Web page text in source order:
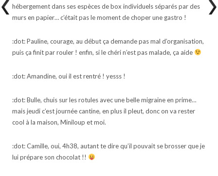
hébergement dans ses espèces de box individuels séparés par des
murs en papier… c’était pas le moment de choper une gastro !
:dot: Pauline, courage, au début ça demande pas mal d’organisation,
puis ça finit par rouler ! enfin, si le chéri n’est pas malade, ça aide
:dot: Amandine, oui il est rentré ! yesss !
:dot: Bulle, chuis sur les rotules avec une belle migraine en prime…
mais jeudi c’est journée cantine, en plus il pleut, donc on va rester
cool à la maison, Miniloup et moi.
:dot: Camille, oui, 4h38, autant te dire qu’il pouvait se brosser que je
lui prépare son chocolat !!